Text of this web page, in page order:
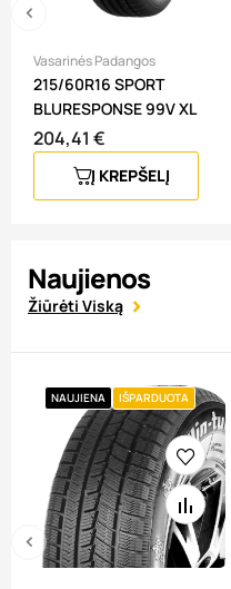
Vasarinės Padangos
215/60R16 SPORT
BLURESPONSE 99V XL
Kaina
204,41 €
Į KREPŠELĮ
Naujienos
Žiūrėti Viską
NAUJIENA IŠPARDUOTA